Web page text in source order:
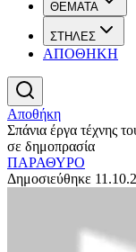
ΘΕΜΑΤΑ
ΣΤΗΛΕΣ
ΑΠΟΘΗΚΗ
Αποθήκη
Σπάνια έργα τέχνης
σε δημοπρασία
ΠΑΡΑΘΥΡΟ
Δημοσιεύθηκε